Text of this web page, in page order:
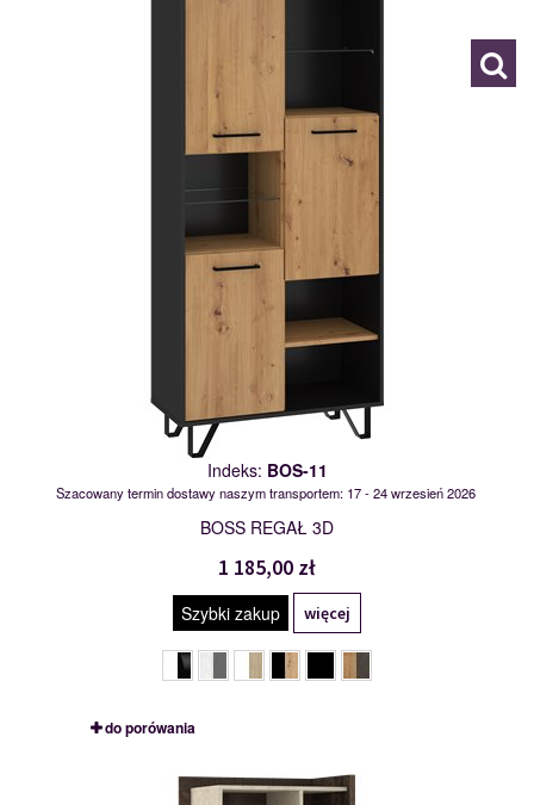
Indeks: BOS-11
Szacowany termin dostawy naszym transportem: 17 - 24 wrzesień 2026
BOSS REGAŁ 3D
1 185,00 zł
Szybki zakup więcej
do porówania